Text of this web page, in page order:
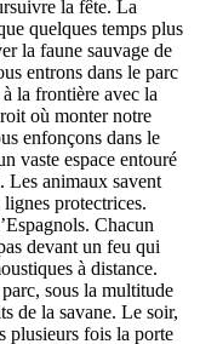
la fête. La
quelques temps plus
la faune sauvage de
entrons dans le parc
la frontière avec la
où monter notre
enfonçons dans le
vaste espace entouré
Les animaux savent
lignes protectrices.
Chacun
devant un feu qui
à distance.
sous la multitude
de la savane. Le soir,
plusieurs fois la porte